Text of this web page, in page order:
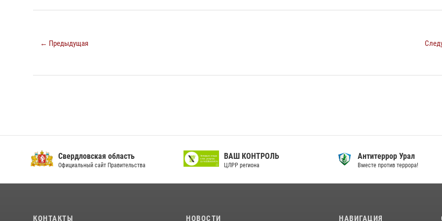
← Предыдущая
Свердловская область
Официальный сайт Правительства
ВАШ КОНТРОЛЬ
ЦЛРР региона
Антитеррор Урал
Вместе против террора!
КОНТАКТЫ НОВОСТИ НАВИГАЦИЯ